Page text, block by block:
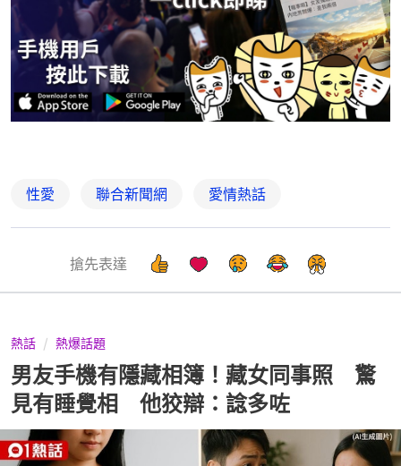
性愛 聯合新聞網 愛情熱話
搶先表達
熱話 熱爆話題
男友手機有隱藏相簿！藏女同事照 驚
見有睡覺相 他狡辯：諗多咗